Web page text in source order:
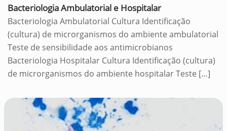
Bacteriologia Ambulatorial e Hospitalar
Bacteriologia Ambulatorial Cultura Identificação
(cultura) de microrganismos do ambiente ambulatorial
Teste de sensibilidade aos antimicrobianos
Bacteriologia Hospitalar Cultura Identificação (cultura)
de microrganismos do ambiente hospitalar Teste […]